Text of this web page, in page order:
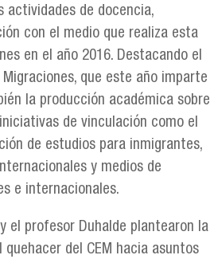
actividades de docencia,
con el medio que realiza esta
en el año 2016. Destacando el
que este año imparte
la producción académica sobre
de vinculación como el
de estudios para inmigrantes,
y medios de
e internacionales.
el profesor Duhalde plantearon la
del CEM hacia asuntos